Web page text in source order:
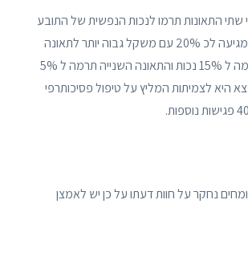
שתי התאונות תרמו לנכות הנפשית של התובע
כשנכותו הכוללת מגיעה לכ 20% עם משקל גבוה יותר לתאונה
ראשונה, כך שתרמה ל 15% נכות והתאונה השנייה תרמה ל 5%
היא לצמיתות המליץ על טיפול פסיכותרפי
נחקר על חוות דעתו על כן יש לאמצן